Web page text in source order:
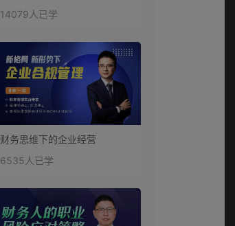
14079人已学
财务思维下的企业经营
6535人已学